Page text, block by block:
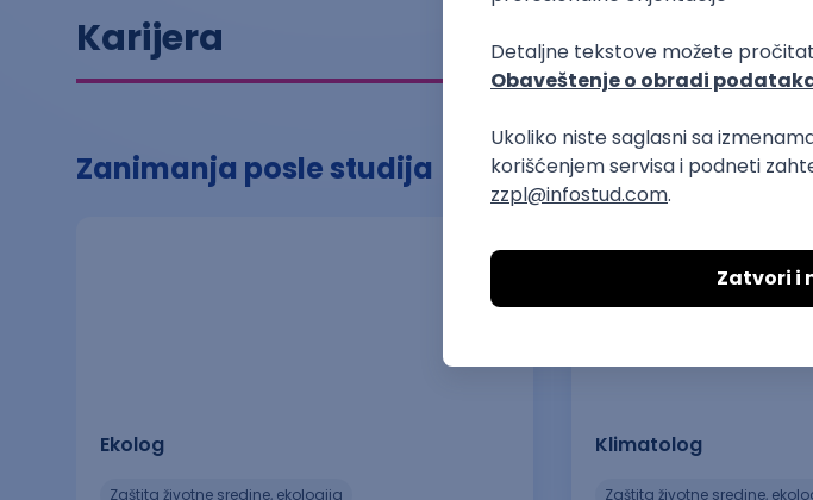
Karijera
Zanimanja posle studija
Ekolog
zaštita životne sredine, ekologija
Klimatolog
zaštita životne sredine,